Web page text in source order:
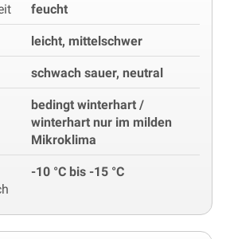
feucht
leicht, mittelschwer
schwach sauer, neutral
bedingt winterhart /
winterhart nur im milden
Mikroklima
-10 °C bis -15 °C